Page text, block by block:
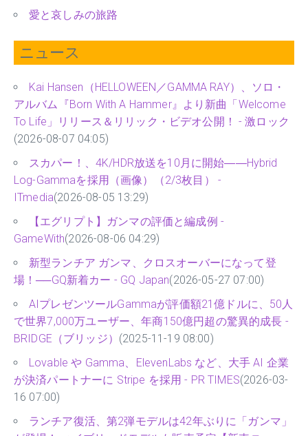
愛と哀しみの旅路
ニュース
Kai Hansen（HELLOWEEN／GAMMA RAY）、ソロ・
アルバム『Born With A Hammer』より新曲「Welcome
To Life」リリース＆リリック・ビデオ公開！ - 激ロック
(2026-08-07 04:05)
スカパー！、4K/HDR放送を10月に開始――Hybrid
Log-Gammaを採用（画像）（2/3枚目） -
ITmedia(2026-08-05 13:29)
【エグリプト】ガンマの評価と編成例 -
GameWith(2026-08-06 04:29)
新型ランチア ガンマ、クロスオーバーになって登
場！──GQ新着カー - GQ Japan(2026-05-27 07:00)
AIプレゼンツールGammaが評価額21億ドルに、50人
で世界7,000万ユーザー、年商150億円超の驚異的成長 -
BRIDGE（ブリッジ） (2025-11-19 08:00)
Lovable や Gamma、ElevenLabs など、大手 AI 企業
が決済パートナーに Stripe を採用 - PR TIMES(2026-03-
16 07:00)
ランチア復活、第2弾モデルは42年ぶりに「ガンマ」